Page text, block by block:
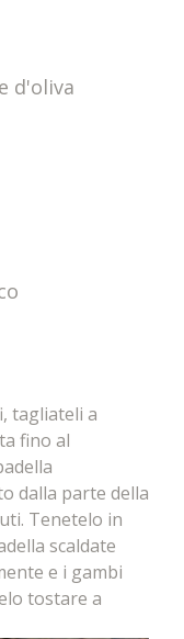
d'oliva
tagliateli a
fino al
dalla parte della
Tenetelo in
scaldate
e i gambi
tostare a